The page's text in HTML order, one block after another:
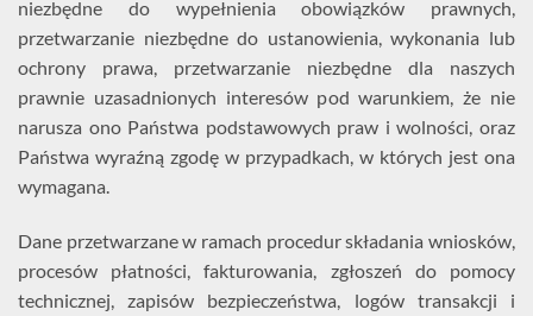
niezbędne do wypełnienia obowiązków prawnych,
przetwarzanie niezbędne do ustanowienia, wykonania lub
ochrony prawa, przetwarzanie niezbędne dla naszych
prawnie uzasadnionych interesów pod warunkiem, że nie
narusza ono Państwa podstawowych praw i wolności, oraz
Państwa wyraźną zgodę w przypadkach, w których jest ona
wymagana.
Dane przetwarzane w ramach procedur składania wniosków,
procesów płatności, fakturowania, zgłoszeń do pomocy
technicznej, zapisów bezpieczeństwa, logów transakcji i